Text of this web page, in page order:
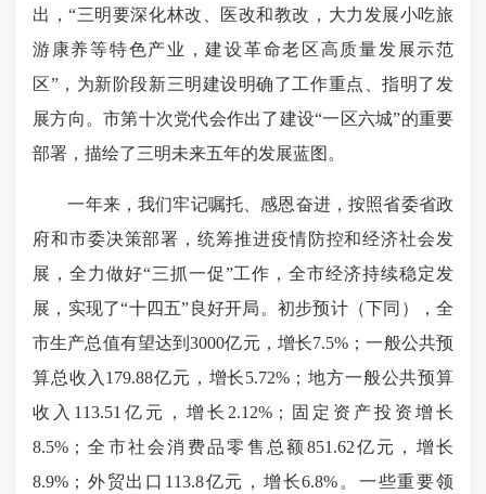
出，“三明要深化林改、医改和教改，大力发展小吃旅
游康养等特色产业，建设革命老区高质量发展示范
区”，为新阶段新三明建设明确了工作重点、指明了发
展方向。市第十次党代会作出了建设“一区六城”的重要
部署，描绘了三明未来五年的发展蓝图。
一年来，我们牢记嘱托、感恩奋进，按照省委省政
府和市委决策部署，统筹推进疫情防控和经济社会发
展，全力做好“三抓一促”工作，全市经济持续稳定发
展，实现了“十四五”良好开局。初步预计（下同），全
市生产总值有望达到3000亿元，增长7.5%；一般公共预
算总收入179.88亿元，增长5.72%；地方一般公共预算
收入113.51亿元，增长2.12%；固定资产投资增长
8.5%；全市社会消费品零售总额851.62亿元，增长
8.9%；外贸出口113.8亿元，增长6.8%。一些重要领